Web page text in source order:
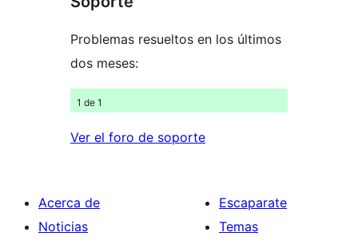
estrellas
Problemas resueltos en los últimos
dos meses:
1 de 1
Ver el foro de soporte
Acerca de
Noticias
Escaparate
Temas